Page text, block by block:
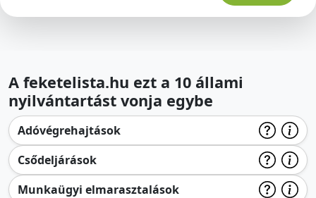
A feketelista.hu ezt a 10 állami
nyilvántartást vonja egybe
Adóvégrehajtások
Csődeljárások
Munkaügyi elmarasztalások